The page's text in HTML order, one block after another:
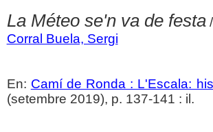
La Méteo se'n va de festa/
Corral Buela, Sergi
En: Camí de Ronda : L'Escala:
(setembre 2019), p. 137-141 : il.